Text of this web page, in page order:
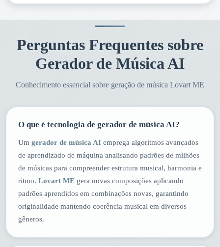
Perguntas Frequentes sobre
Gerador de Música AI
Conhecimento essencial sobre geração de música Lovart ME
O que é tecnologia de gerador de música AI?
Um gerador de música AI emprega algoritmos avançados
de aprendizado de máquina analisando padrões de milhões
de músicas para compreender estrutura musical, harmonia e
ritmo. Lovart ME gera novas composições aplicando
padrões aprendidos em combinações novas, garantindo
originalidade mantendo coerência musical em diversos
gêneros.